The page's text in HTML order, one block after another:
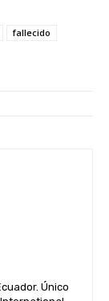
fallecido
Único